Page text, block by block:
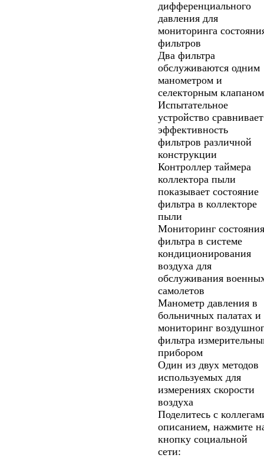
дифференциального
давления для
мониторинга
фильтров
Два фильтра
обслуживаются одним
манометром и
селекторным клапаном
Испытательное
устройство сравнивает
эффективность
фильтров различной
конструкции
Контроллер таймера
коллектора пыли
показывает состояние
фильтра в коллекторе
пыли
Мониторинг состояния
фильтра в системе
кондиционирования
воздуха для
обслуживания
самолетов
Манометр давления в
больничных палатах и
мониторинг
фильтра
прибором
Один из двух методов
используемых для
измерениях скорости
воздуха
Поделитесь с
описанием, нажмите
кнопку социальной
сети: